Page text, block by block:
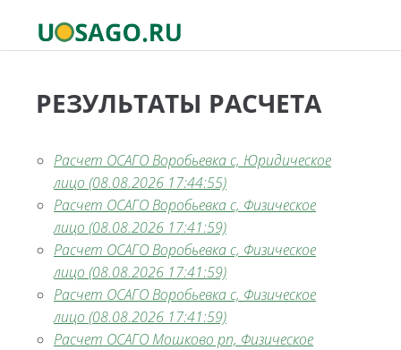
РЕЗУЛЬТАТЫ РАСЧЕТА
Расчет ОСАГО Воробьевка с, Юридическое
лицо (08.08.2026 17:44:55)
Расчет ОСАГО Воробьевка с, Физическое
лицо (08.08.2026 17:41:59)
Расчет ОСАГО Воробьевка с, Физическое
лицо (08.08.2026 17:41:59)
Расчет ОСАГО Воробьевка с, Физическое
лицо (08.08.2026 17:41:59)
Расчет ОСАГО Мошково рп, Физическое